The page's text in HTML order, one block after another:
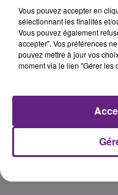
Vous pouvez accepter en
sélectionnant les finalités et/
Vous pouvez également
accepter". Vos préférences
pouvez mettre à jour vos
moment via le lien "Gérer les